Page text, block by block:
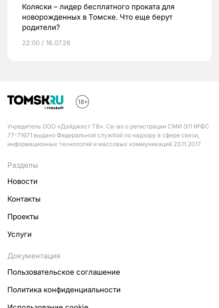
Коляски – лидер бесплатного проката для
новорожденных в Томске. Что еще берут
родители?
22:00 / 16.07.26
Учредитель ООО «Дайджест ТВ». Св-во о регистрации СМИ ЭЛ №ФС
77-71671 выдано Федеральной службой по надзору в сфере связи,
информационных технологий и массовых коммуникаций 23.11.2017
Разделы
Новости
Контакты
Проекты
Услуги
Документация
Пользовательское соглашение
Политика конфиденциальности